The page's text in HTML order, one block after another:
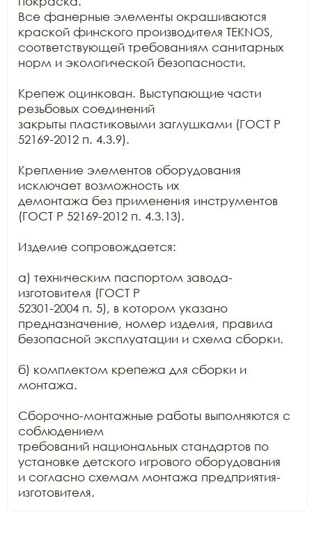
Все фанерные элементы окрашиваются
краской финского производителя TEKNOS,
соответствующей требованиям санитарных
норм и экологической безопасности.
Крепеж оцинкован. Выступающие части
резьбовых соединений
закрыты пластиковыми заглушками (ГОСТ Р
52169-2012 п. 4.3.9).
Крепление элементов оборудования
исключает возможность их
демонтажа без применения инструментов
(ГОСТ Р 52169-2012 п. 4.3.13).
Изделие сопровождается:
а) техническим паспортом завода-
изготовителя (ГОСТ Р
52301-2004 п. 5), в котором указано
предназначение, номер изделия, правила
безопасной эксплуатации и схема сборки.
б) комплектом крепежа для сборки и
монтажа.
Сборочно-монтажные работы выполняются с
соблюдением
требований национальных стандартов по
установке детского игрового оборудования
и согласно схемам монтажа предприятия-
изготовителя.